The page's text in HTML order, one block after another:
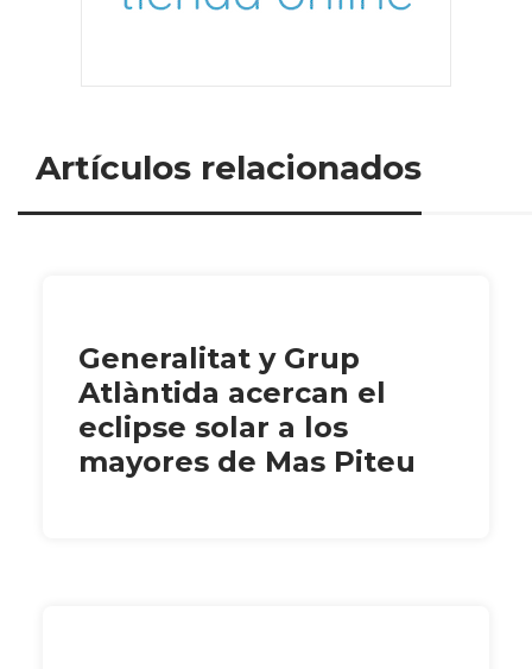
Artículos relacionados
Generalitat y Grup
Atlàntida acercan el
eclipse solar a los
mayores de Mas Piteu